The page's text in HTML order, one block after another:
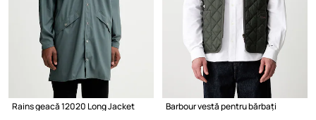
Rains geacă 12020 Long Jacket
Barbour vestă pentru bărbați